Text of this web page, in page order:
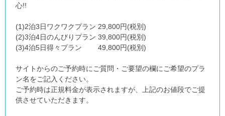
心!!
(1)2泊3日ワクワクプラン 29,800円(税別)
(2)3泊4日のんびりプラン 39,800円(税別)
(3)4泊5日得々プラン 49,800円(税別)
サイトからのご予約時にご質問・ご要望の欄にご希望のプラ
ン名をご記入ください。
ご予約時は正規料金が表示されますが、上記のお値段でご提
供させていただきます。